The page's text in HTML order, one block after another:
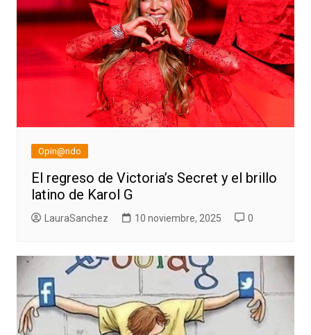
Opin@ndo
El regreso de Victoria’s Secret y el brillo
latino de Karol G
LauraSanchez 10 noviembre, 2025 0